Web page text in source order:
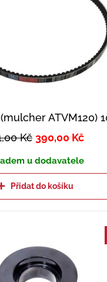
ATVM120)
Kč 390,00 Kč
u dodavatele
Přidat do košíku